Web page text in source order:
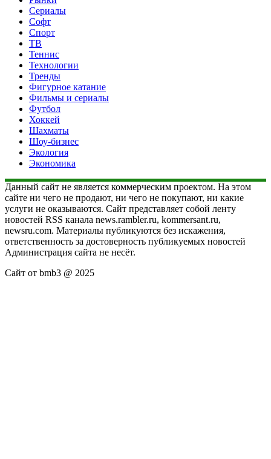
Сериалы
Софт
Спорт
ТВ
Теннис
Технологии
Тренды
Фигурное катание
Фильмы и сериалы
Футбол
Хоккей
Шахматы
Шоу-бизнес
Экология
Экономика
Данный сайт не является коммерческим проектом. На этом
сайте ни чего не продают, ни чего не покупают, ни какие
услуги не оказываются. Сайт представляет собой ленту
новостей RSS канала news.rambler.ru, kommersant.ru,
newsru.com. Материалы публикуются без искажения,
ответственность за достоверность публикуемых новостей
Администрация сайта не несёт.
Сайт от bmb3 @ 2025